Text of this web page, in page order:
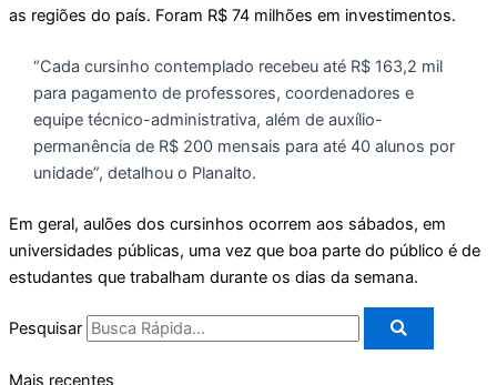
as regiões do país. Foram R$ 74 milhões em investimentos.
“Cada cursinho contemplado recebeu até R$ 163,2 mil
para pagamento de professores, coordenadores e
equipe técnico-administrativa, além de auxílio-
permanência de R$ 200 mensais para até 40 alunos por
unidade”, detalhou o Planalto.
Em geral, aulões dos cursinhos ocorrem aos sábados, em
universidades públicas, uma vez que boa parte do público é de
estudantes que trabalham durante os dias da semana.
Pesquisar
Mais recentes